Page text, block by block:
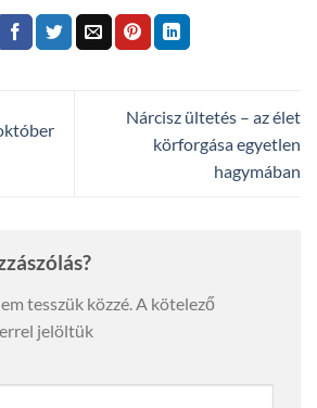
Nárcisz ültetés – az élet
körforgása egyetlen
hagymában
tesszük közzé. A kötelező
jelöltük